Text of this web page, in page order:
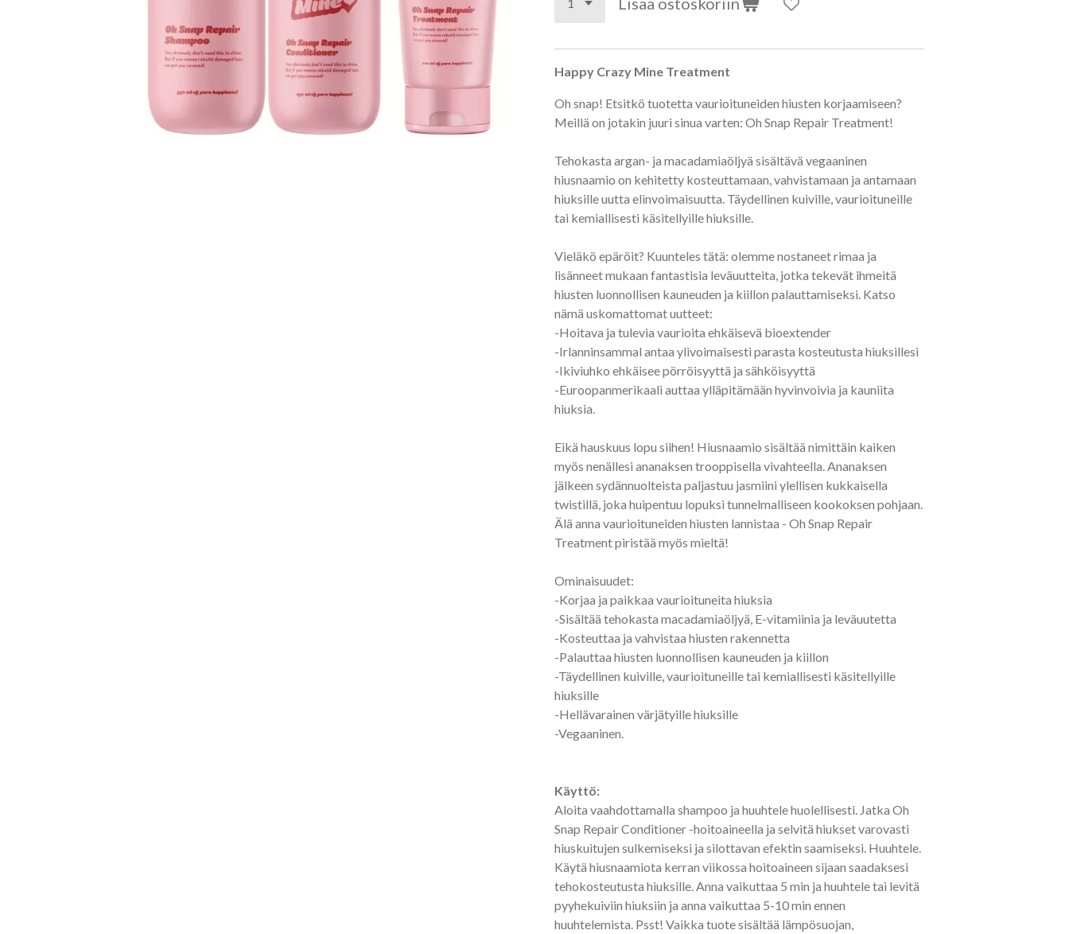
Happy Crazy Mine Treatment
Oh snap! Etsitkö tuotetta vaurioituneiden hiusten korjaamiseen?
Meillä on jotakin juuri sinua varten: Oh Snap Repair Treatment!
Tehokasta argan- ja macadamiaöljyä sisältävä vegaaninen
hiusnaamio on kehitetty kosteuttamaan, vahvistamaan ja antamaan
hiuksille uutta elinvoimaisuutta. Täydellinen kuiville, vaurioituneille
tai kemiallisesti käsitellyille hiuksille.
Vieläkö epäröit? Kuunteles tätä: olemme nostaneet rimaa ja
lisänneet mukaan fantastisia leväuutteita, jotka tekevät ihmeitä
hiusten luonnollisen kauneuden ja kiillon palauttamiseksi. Katso
nämä uskomattomat uutteet:
-Hoitava ja tulevia vaurioita ehkäisevä bioextender
-Irlanninsammal antaa ylivoimaisesti parasta kosteutusta hiuksillesi
-Ikiviuhko ehkäisee pörröisyyttä ja sähköisyyttä
-Euroopanmerikaali auttaa ylläpitämään hyvinvoivia ja kauniita
hiuksia.
Eikä hauskuus lopu siihen! Hiusnaamio sisältää nimittäin kaiken
myös nenällesi ananaksen trooppisella vivahteella. Ananaksen
jälkeen sydännuolteista paljastuu jasmiini ylellisen kukkaisella
twistillä, joka huipentuu lopuksi tunnelmalliseen kookoksen pohjaan.
Älä anna vaurioituneiden hiusten lannistaa - Oh Snap Repair
Treatment piristää myös mieltä!
Ominaisuudet:
-Korjaa ja paikkaa vaurioituneita hiuksia
-Sisältää tehokasta macadamiaöljyä, E-vitamiinia ja leväuutetta
-Kosteuttaa ja vahvistaa hiusten rakennetta
-Palauttaa hiusten luonnollisen kauneuden ja kiillon
-Täydellinen kuiville, vaurioituneille tai kemiallisesti käsitellyille
hiuksille
-Hellävarainen värjätyille hiuksille
-Vegaaninen.
Käyttö:
Aloita vaahdottamalla shampoo ja huuhtele huolellisesti. Jatka Oh
Snap Repair Conditioner -hoitoaineella ja selvitä hiukset varovasti
hiuskuitujen sulkemiseksi ja silottavan efektin saamiseksi. Huuhtele.
Käytä hiusnaamiota kerran viikossa hoitoaineen sijaan saadaksesi
tehokosteutusta hiuksille. Anna vaikuttaa 5 min ja huuhtele tai levitä
pyyhekuiviin hiuksiin ja anna vaikuttaa 5-10 min ennen
huuhtelemista. Psst! Vaikka tuote sisältää lämpösuojan,